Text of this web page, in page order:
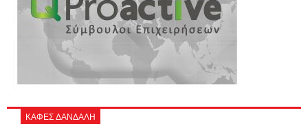
ΚΑΦΕΣ ΔΑΝΔΑΛΗ